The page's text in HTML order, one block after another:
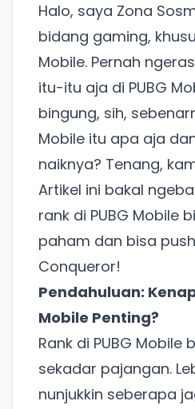
Halo, saya Zona
bidang gaming,
Mobile. Pernah
itu-itu aja di PUBG
bingung, sih,
Mobile itu apa aja
naiknya? Tenang,
Artikel ini bakal
rank di PUBG Mobile
paham dan bisa
Conqueror!
Pendahuluan:
Mobile Penting?
Rank di PUBG Mobile
sekadar pajangan.
nunjukkin seberapa